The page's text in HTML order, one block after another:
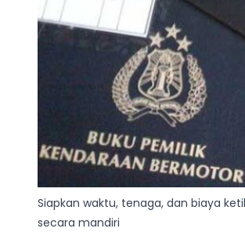
Siapkan waktu, tenaga, dan biaya
secara mandiri